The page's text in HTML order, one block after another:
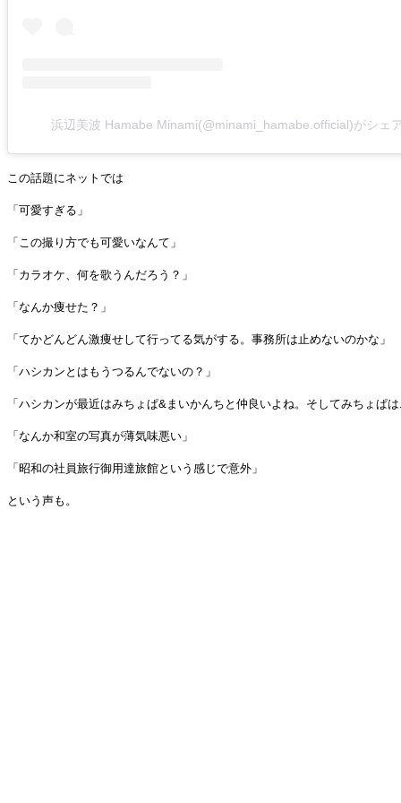
浜辺美波 Hamabe Minami(@minami_hamabe.official)がシェ
この話題にネットでは
「可愛すぎる」
「この撮り方でも可愛いなんて」
「カラオケ、何を歌うんだろう？」
「なんか痩せた？」
「てかどんどん激痩せして行ってる気がする。事務所は止めないのかな」
「ハシカンとはもうつるんでないの？」
「ハシカンが最近はみちょぱ&まいかんちと仲良いよね。そしてみちょぱ
「なんか和室の写真が薄気味悪い」
「昭和の社員旅行御用達旅館という感じで意外」
という声も。